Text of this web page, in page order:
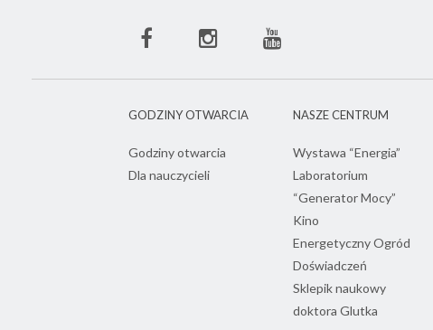
Facebook
Instagram
ECN
ECN
GODZINY OTWARCIA
Godziny otwarcia
Dla nauczycieli
NASZE CENTRUM
Wystawa “Energia”
Laboratorium
“Generator Mocy”
Kino
Energetyczny Ogród
Doświadczeń
Sklepik naukowy
doktora Glutka